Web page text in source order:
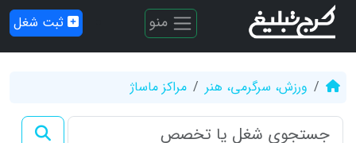
منو ثبت شغل
ورزش، سرگرمی، هنر مراکز ماساژ